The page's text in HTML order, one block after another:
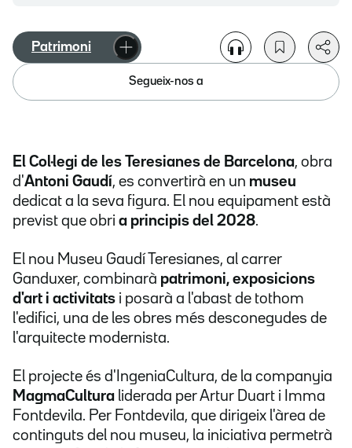
Patrimoni
Segueix-nos a
El Col·legi de les Teresianes de Barcelona, obra
d'Antoni Gaudí, es convertirà en un museu
dedicat a la seva figura. El nou equipament està
previst que obri a principis del 2028.
El nou Museu Gaudí Teresianes, al carrer
Ganduxer, combinarà patrimoni, exposicions
d'art i activitats i posarà a l'abast de tothom
l'edifici, una de les obres més desconegudes de
l'arquitecte modernista.
El projecte és d'IngeniaCultura, de la companyia
MagmaCultura liderada per Artur Duart i Imma
Fontdevila. Per Fontdevila, que dirigeix l'àrea de
continguts del nou museu, la iniciativa permetrà